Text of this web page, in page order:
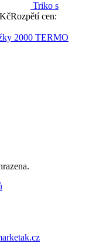
Triko s
KčRozpětí cen:
2000 TERMO